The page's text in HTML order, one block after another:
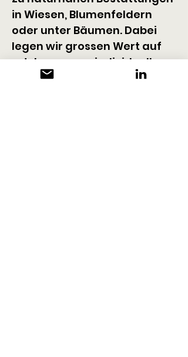
in Wiesen, Blumenfeldern
oder unter Bäumen. Dabei
legen wir grossen Wert auf
ortsbezogene, individuelle
Lösungen.